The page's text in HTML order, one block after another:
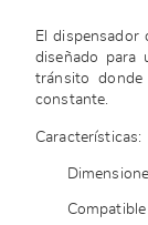
El dispensador
diseñado para
tránsito donde
constante.
Características: